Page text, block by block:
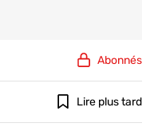
Abonnés
Lire plus tard